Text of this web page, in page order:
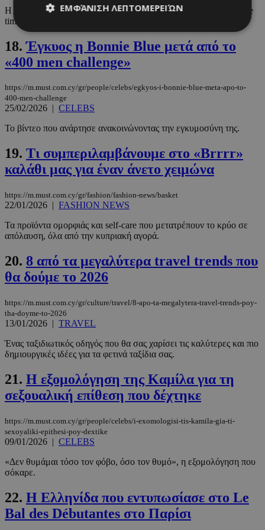
Η κρούση του ΑΝΤ1, το σαφάρι φορμάτ στο Λονδίνο και η prime
time πρόταση.
18.Έγκυος η Bonnie Blue μετά από το
«400 men challenge»
https://m.must.com.cy/gr/people/celebs/egkyos-i-bonnie-blue-meta-apo-to-
400-men-challenge
25/02/2026 | CELEBS
Το βίντεο που ανάρτησε ανακοινώνοντας την εγκυμοσύνη της.
19. Τι συμπεριλαμβάνουμε στο «Βrrrr»
καλάθι μας για έναν άνετο χειμώνα
https://m.must.com.cy/gr/fashion/fashion-news/basket
22/01/2026 | FASHION NEWS
Τα προϊόντα ομορφιάς και self-care που μετατρέπουν το κρύο σε
απόλαυση, όλα από την κυπριακή αγορά.
20. 8 από τα μεγαλύτερα travel trends που
θα δούμε το 2026
https://m.must.com.cy/gr/culture/travel/8-apo-ta-megalytera-travel-trends-poy-
tha-doyme-to-2026
13/01/2026 | TRAVEL
Ένας ταξιδιωτικός οδηγός που θα σας χαρίσει τις καλύτερες και πιο
δημιουργικές ιδέες για τα φετινά ταξίδια σας.
21. Η εξομολόγηση της Καμίλα για τη
σεξουαλική επίθεση που δέχτηκε
https://m.must.com.cy/gr/people/celebs/i-exomologisi-tis-kamila-gia-ti-
sexoyaliki-epithesi-poy-dextike
09/01/2026 | CELEBS
«Δεν θυμάμαι τόσο τον φόβο, όσο τον θυμό», η εξομολόγηση που
σόκαρε.
22. Η Ελληνίδα που εντυπωσίασε στο Le
Bal des Débutantes στο Παρίσι
ΕΜΦΆΝΙΣΗ ΛΕΠΤΟΜΕΡΕΙΏΝ
Απολύτως απαραίτητα
Απόδοσης
Στόχευσης
Μη ταξινομημένα
Τα απολύτως απαραίτητα cookies επιτρέπουν
σύνδεση χρήστη και τη διαχείριση λογαριασμού.
χωρίς τα απολύτως απαραίτητα cookies.
Ονοματεπώνυμο
Προμηθευτής/
Πεδίο
PinToTopCookie www.must.com.cy
__cf_bm
__cf_bm
Cloudflare Inc.
.pexels.com
29 λεπτά
Privacy Policy